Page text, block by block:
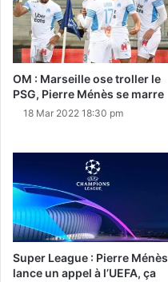
OM : Marseille ose troller le
PSG, Pierre Ménès se marre
18 Mar 2022 18:30 pm
Super League : Pierre Ménès
lance un appel à l’UEFA, ça